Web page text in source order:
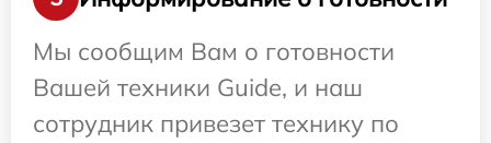
Мы сообщим Вам о готовности
Вашей техники Guide, и наш
сотрудник привезет технику по